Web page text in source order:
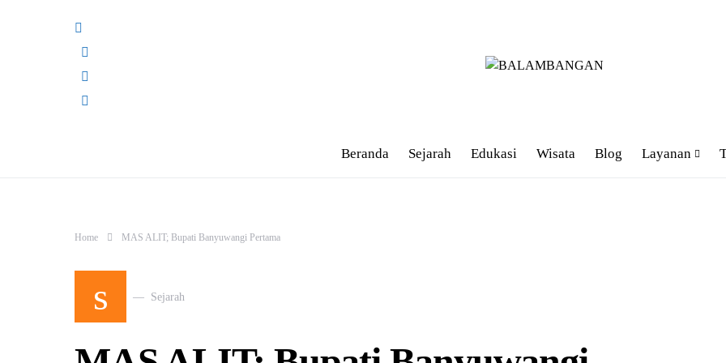
Beranda Sejarah Edukasi Wisata Blog Layanan
Home MAS ALIT; Bupati Banyuwangi Pertama
s Sejarah